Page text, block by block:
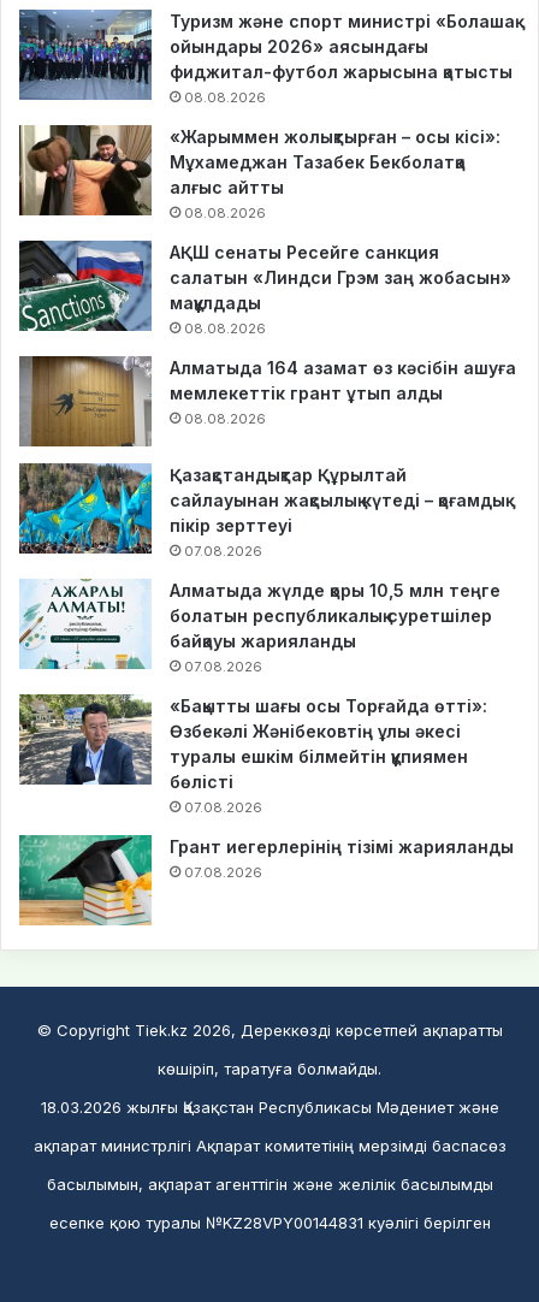
Туризм және спорт министрі «Болашақ
ойындары 2026» аясындағы
фиджитал-футбол жарысына қатысты
08.08.2026
«Жарыммен жолықтырған – осы кісі»:
Мұхамеджан Тазабек Бекболатқа
алғыс айтты
08.08.2026
АҚШ сенаты Ресейге санкция
салатын «Линдси Грэм заң жобасын»
мақұлдады
08.08.2026
Алматыда 164 азамат өз кәсібін ашуға
мемлекеттік грант ұтып алды
08.08.2026
Қазақстандықтар Құрылтай
сайлауынан жақсылық күтеді – қоғамдық
пікір зерттеуі
07.08.2026
Алматыда жүлде қоры 10,5 млн теңге
болатын республикалық суретшілер
байқауы жарияланды
07.08.2026
«Бақытты шағы осы Торғайда өтті»:
Өзбекәлі Жәнібековтің ұлы әкесі
туралы ешкім білмейтін құпиямен
бөлісті
07.08.2026
Грант иегерлерінің тізімі жарияланды
07.08.2026
© Copyright Tiek.kz 2026, Дереккөзді көрсетпей ақпаратты
көшіріп, таратуға болмайды.
18.03.2026 жылғы Қазақстан Республикасы Мәдениет және
ақпарат министрлігі Ақпарат комитетінің мерзімді баспасөз
басылымын, ақпарат агенттігін және желілік басылымды
есепке қою туралы №KZ28VPY00144831 куәлігі берілген